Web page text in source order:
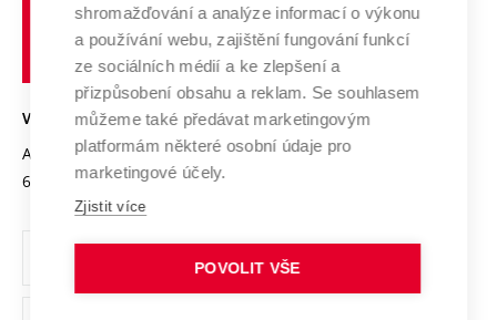
Transfer znalostí
Open Science
Projekty
Projekty ze strukturálních fondů
Specifický výzkum
Služby univerzity
Mezinárodní dohody
Univerzitní sítě
Udržitelná univerzita
Podnikavá univerzita / ContriBUTe
Bezpečná univerzita
Vyznamenání
Organizační struktura
Ochrana osobních údajů
učení
technické
VYSOKÉ UČENÍ TECHNICKÉ V BRNĚ
Antonínská 548/1
602 00 Brno
www.vut.cz
vut@vutbr.cz
shromažďování a analýze informací o výkonu
a používání webu, zajištění fungování funkcí
ze sociálních médií a ke zlepšení a
přizpůsobení obsahu a reklam. Se souhlasem
můžeme také předávat marketingovým
platformám některé osobní údaje pro
marketingové účely.
Zjistit více
POVOLIT VŠE